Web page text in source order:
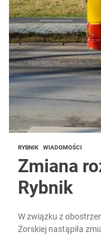
RYBNIK WIADOMOŚCI
Zmiana
Rybnik
W związku z
Żorskiej nastąpiła